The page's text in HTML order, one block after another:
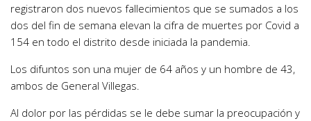
registraron dos nuevos fallecimientos que se sumados a los
dos del fin de semana elevan la cifra de muertes por Covid a
154 en todo el distrito desde iniciada la pandemia.
Los difuntos son una mujer de 64 años y un hombre de 43,
ambos de General Villegas.
Al dolor por las pérdidas se le debe sumar la preocupación y